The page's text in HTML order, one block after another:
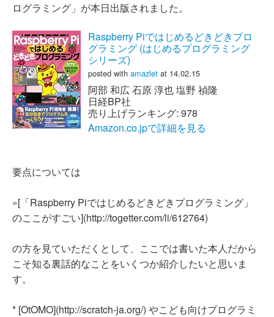
ログラミング」が本日出版されました。
Raspberry Piではじめるどきどきプロ
グラミング (はじめるプログラミング
シリーズ)
posted with amazlet at 14.02.15
阿部 和広 石原 淳也 塩野 禎隆
日経BP社
売り上げランキング: 978
Amazon.co.jpで詳細を見る
要点については
»[「Raspberry Piではじめるどきどきプログラミング」
のここがすごい](http://togetter.com/li/612764)
の方を見ていただくとして、ここでは書いた本人だから
こそ知る裏話的なことをいくつか紹介したいと思いま
す。
* [OtOMO](http://scratch-ja.org/) やこども向けプログラミ